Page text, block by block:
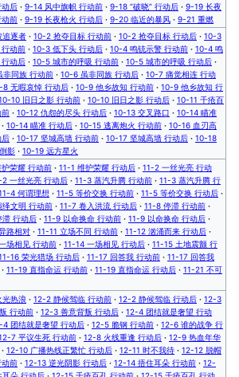
动后 · 9-14 风中旗帜 行动前 · 9-18 “破晓” 行动后 · 9-19 长夜
动前 · 9-19 长夜枪火 行动后 · 9-20 临近的暴风 · 9-21 重燃
追逐者 · 10-2 抢夺目标 行动前 · 10-2 抢夺目标 行动后 · 10-3
动前 · 10-3 低下头 行动后 · 10-4 鸣铳示警 行动前 · 10-4 鸣
动后 · 10-5 城市的呼吸 行动前 · 10-5 城市的呼吸 行动后 ·
非同族 行动前 · 10-6 虽非同族 行动后 · 10-7 痛觉相连 行动
8 无暇哀悼 行动后 · 10-9 他乡故知 行动前 · 10-9 他乡故知 行
10 旧日之影 行动前 · 10-10 旧日之影 行动后 · 10-11 千疮百
前 · 10-12 仇怨的尽头 行动后 · 10-13 交叉路口 · 10-14 瞄准
· 10-14 瞄准 行动后 · 10-15 逃离炮火 行动前 · 10-16 血刃高
后 · 10-17 坚城高墙 行动前 · 10-17 坚城高墙 行动后 · 10-18
影 · 10-19 远方星火
荣耀 行动前 · 11-1 维护荣耀 行动后 · 11-2 一丝光亮 行动
2 一丝光亮 行动后 · 11-3 蒸汽升腾 行动前 · 11-3 蒸汽升腾 行
4 何谓理想 · 11-5 等价交换 行动前 · 11-5 等价交换 行动后 ·
绎文明 行动前 · 11-7 卷入洪流 行动后 · 11-8 停滞 行动前 ·
滞 行动后 · 11-9 以命换命 行动前 · 11-9 以命换命 行动后 ·
路相对 · 11-11 立场不同 行动前 · 11-12 汹涌而来 行动后 ·
场相见 行动前 · 11-14 一场相见 行动后 · 11-15 土地震颤 行
16 荣光猎场 行动后 · 11-17 回答我 行动前 · 11-17 回答我
· 11-19 直指命运 行动前 · 11-19 直指命运 行动后 · 11-21 不可
热浪 · 12-2 静候驾临 行动前 · 12-2 静候驾临 行动后 · 12-3
行动前 · 12-3 善意背叛 行动后 · 12-4 团结就是奢望 行动
4 团结就是奢望 行动后 · 12-5 脆钢 行动前 · 12-6 谁的战争 行
7 平议生死 行动前 · 12-8 火线重逢 行动后 · 12-9 热血年华
· 12-10 广播热线正繁忙 行动后 · 12-11 时不我待 · 12-12 脱帽
动前 · 12-13 逆光阴影 行动后 · 12-14 捂住耳朵 行动前 · 12-